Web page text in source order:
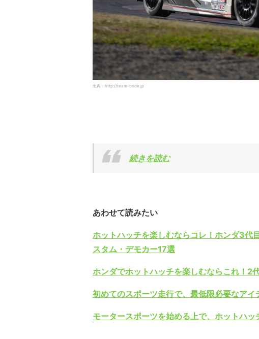
出典：http://team-bride.jp
続きを読む
あわせて読みたい
ホットハッチを楽しむならコレ！ホンダ3
スタム・デモカー17選
ホンダでホットハッチを楽しむならこれ！2
初めてのスポーツ走行で、最低限必要なアイ
モータースポーツを始める上で、ホットハ